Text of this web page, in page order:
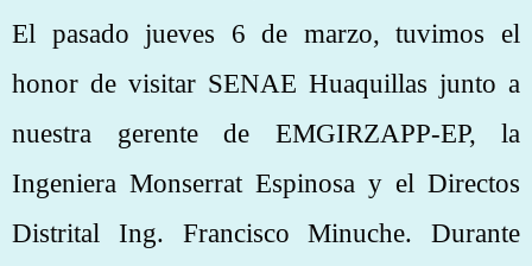
El pasado jueves 6 de marzo, tuvimos el
honor de visitar SENAE Huaquillas junto a
nuestra gerente de EMGIRZAPP-EP, la
Ingeniera Monserrat Espinosa y el Directos
Distrital Ing. Francisco Minuche. Durante